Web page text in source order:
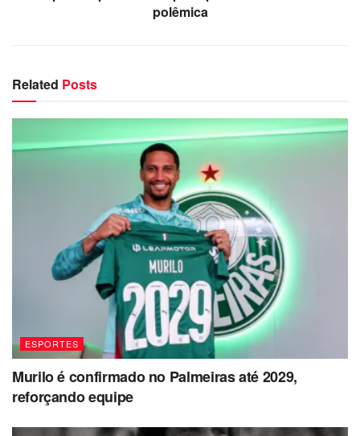
polêmica
Related Posts
ESPORTES
Murilo é confirmado no Palmeiras até 2029,
reforçando equipe